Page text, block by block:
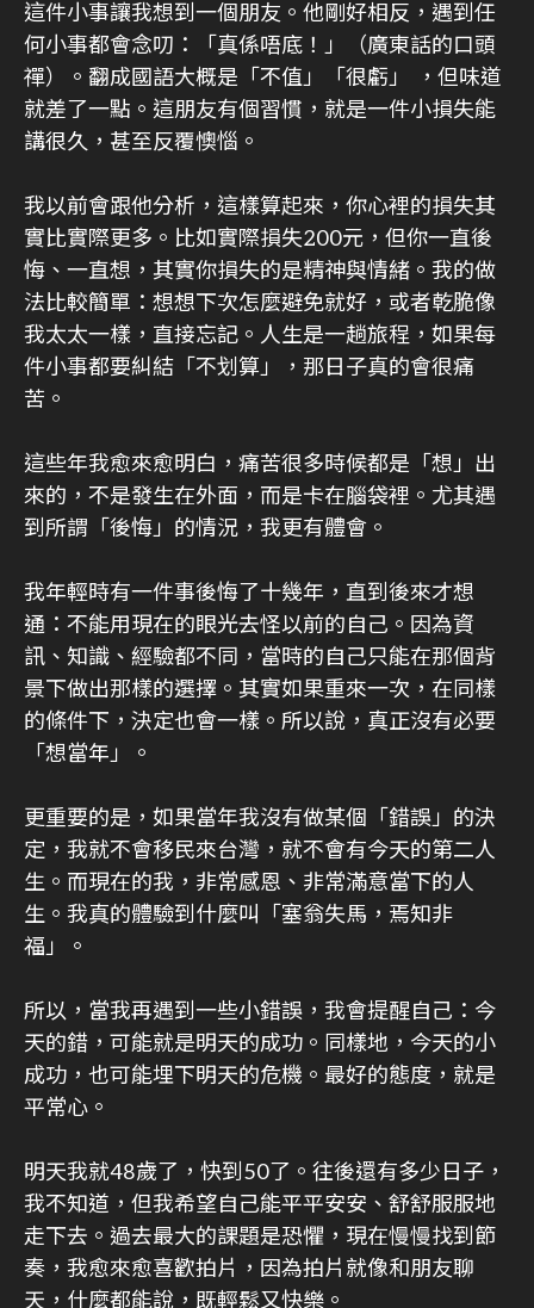
這件小事讓我想到一個朋友。他剛好相反，遇到任
何小事都會念叨：「真係唔底！」（廣東話的口頭
禪）。翻成國語大概是「不值」「很虧」 ，但味道
就差了一點。這朋友有個習慣，就是一件小損失能
講很久，甚至反覆懊惱。
我以前會跟他分析，這樣算起來，你心裡的損失其
實比實際更多。比如實際損失200元，但你一直後
悔、一直想，其實你損失的是精神與情緒。我的做
法比較簡單：想想下次怎麼避免就好，或者乾脆像
我太太一樣，直接忘記。人生是一趟旅程，如果每
件小事都要糾結「不划算」，那日子真的會很痛
苦。
這些年我愈來愈明白，痛苦很多時候都是「想」出
來的，不是發生在外面，而是卡在腦袋裡。尤其遇
到所謂「後悔」的情況，我更有體會。
我年輕時有一件事後悔了十幾年，直到後來才想
通：不能用現在的眼光去怪以前的自己。因為資
訊、知識、經驗都不同，當時的自己只能在那個背
景下做出那樣的選擇。其實如果重來一次，在同樣
的條件下，決定也會一樣。所以說，真正沒有必要
「想當年」。
更重要的是，如果當年我沒有做某個「錯誤」的決
定，我就不會移民來台灣，就不會有今天的第二人
生。而現在的我，非常感恩、非常滿意當下的人
生。我真的體驗到什麼叫「塞翁失馬，焉知非
福」。
所以，當我再遇到一些小錯誤，我會提醒自己：今
天的錯，可能就是明天的成功。同樣地，今天的小
成功，也可能埋下明天的危機。最好的態度，就是
平常心。
明天我就48歲了，快到50了。往後還有多少日子，
我不知道，但我希望自己能平平安安、舒舒服服地
走下去。過去最大的課題是恐懼，現在慢慢找到節
奏，我愈來愈喜歡拍片，因為拍片就像和朋友聊
天，什麼都能說，既輕鬆又快樂。